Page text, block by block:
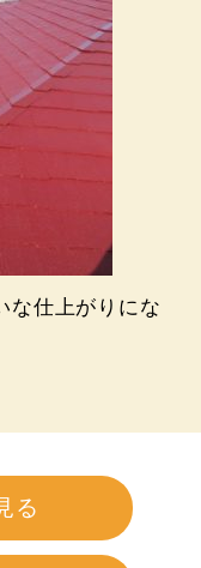
な仕上がりにな
る